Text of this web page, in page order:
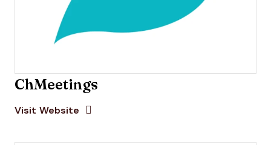
ChMeetings
Visit Website Opens New Window